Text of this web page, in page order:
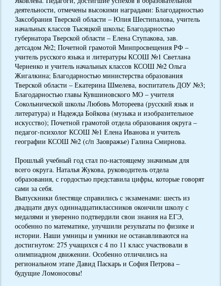
деятельности, отмечены высокими наградами: Благодарностью
Заксобрания Тверской области – Юлия Шестипалова, учитель
начальных классов Тысяцкой школы; Благодарностью
губернатора Тверской области – Елена Ступакова, зав.
детсадом №2; Почетной грамотой Минпросвещения РФ –
учитель русского языка и литературы КСОШ №1 Светлана
Черненко и учитель начальных классов КСОШ №2 Ольга
Жигалкина; Благодарностью министерства образования
Тверской области – Екатерина Шмелева, воспитатель ДОУ №3;
Благодарностью главы Кувшиновского МО – учителя
Сокольнической школы Любовь Мотореева (русский язык и
литература) и Надежда Бойкова (музыка и изобразительное
искусство); Почетной грамотой отдела образования округа –
педагог-психолог КСОШ №1 Елена Иванова и учитель
географии КСОШ №2 (с/п Заовражье) Галина Смирнова.
Прошлый учебный год стал по-настоящему значимым для
всего округа. Наталья Жукова, руководитель отдела
образования, с гордостью представила цифры, которые говорят
сами за себя.
Выпускники блестяще справились с экзаменами: шесть из
двадцати двух одиннадцатиклассников окончили школу с
медалями и уверенно подтвердили свои знания на ЕГЭ,
особенно по математике, улучшили результаты по физике и
истории. Наши умницы и умники не останавливаются на
достигнутом: 275 учащихся с 4 по 11 класс участвовали в
олимпиадном движении. Особенно отличились на
региональном этапе Давид Паскарь и София Петрова –
будущие Ломоносовы!